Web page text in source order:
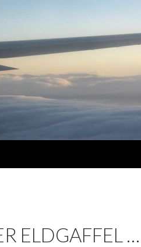
ELDGAFFEL …